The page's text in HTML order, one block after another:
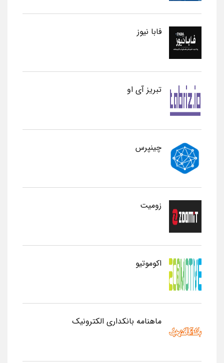
فابا نیوز
تبریز آی او
چینپرس
زومیت
اکوموتیو
ماهنامه بانکداری الکترونیک